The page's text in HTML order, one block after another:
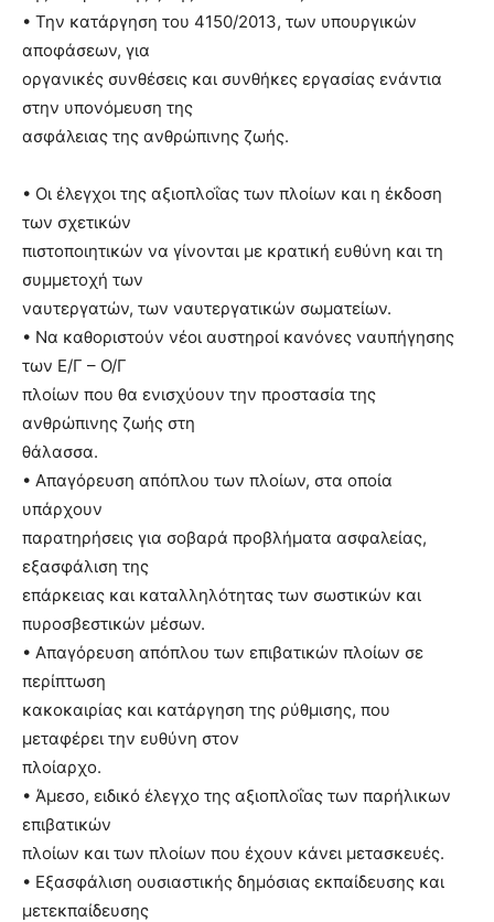
• Την κατάργηση του 4150/2013, των υπουργικών
αποφάσεων, για
οργανικές συνθέσεις και συνθήκες εργασίας ενάντια
στην υπονόμευση της
ασφάλειας της ανθρώπινης ζωής.
• Οι έλεγχοι της αξιοπλοΐας των πλοίων και η έκδοση
των σχετικών
πιστοποιητικών να γίνονται με κρατική ευθύνη και τη
συμμετοχή των
ναυτεργατών, των ναυτεργατικών σωματείων.
• Να καθοριστούν νέοι αυστηροί κανόνες ναυπήγησης
των Ε/Γ – Ο/Γ
πλοίων που θα ενισχύουν την προστασία της
ανθρώπινης ζωής στη
θάλασσα.
• Απαγόρευση απόπλου των πλοίων, στα οποία
υπάρχουν
παρατηρήσεις για σοβαρά προβλήματα ασφαλείας,
εξασφάλιση της
επάρκειας και καταλληλότητας των σωστικών και
πυροσβεστικών μέσων.
• Απαγόρευση απόπλου των επιβατικών πλοίων σε
περίπτωση
κακοκαιρίας και κατάργηση της ρύθμισης, που
μεταφέρει την ευθύνη στον
πλοίαρχο.
• Άμεσο, ειδικό έλεγχο της αξιοπλοΐας των παρήλικων
επιβατικών
πλοίων και των πλοίων που έχουν κάνει μετασκευές.
• Εξασφάλιση ουσιαστικής δημόσιας εκπαίδευσης και
μετεκπαίδευσης